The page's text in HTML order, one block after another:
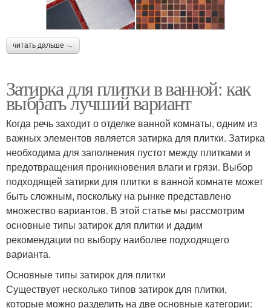
читать дальше →
Затирка для плитки в ванной: как
выбрать лучший вариант
Когда речь заходит о отделке ванной комнаты, одним из
важных элементов является затирка для плитки. Затирка
необходима для заполнения пустот между плитками и
предотвращения проникновения влаги и грязи. Выбор
подходящей затирки для плитки в ванной комнате может
быть сложным, поскольку на рынке представлено
множество вариантов. В этой статье мы рассмотрим
основные типы затирок для плитки и дадим
рекомендации по выбору наиболее подходящего
варианта.
Основные типы затирок для плитки
Существует несколько типов затирок для плитки,
которые можно разделить на две основные категории: